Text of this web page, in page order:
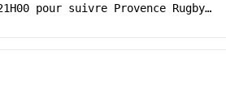
pour suivre Provence Rugby…